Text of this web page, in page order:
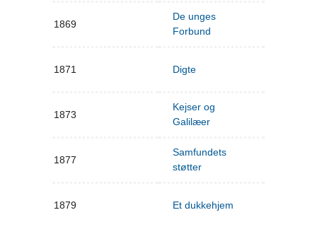
1869
De unges
Forbund
1871 Digte
1873
Kejser og
Galilæer
1877
Samfundets
støtter
1879 Et dukkehjem